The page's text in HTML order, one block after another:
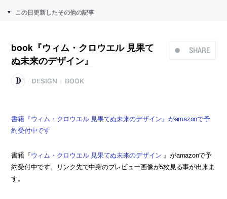
この日更新したその他の記事
SHARE
book『ウィム・クロウエル 見果て
ぬ未来のデザイン』
DESIGN BOOK
書籍『ウィム・クロウエル 見果てぬ未来のデザイン』がamazonで予
約受付中です
書籍『ウィム・クロウエル 見果てぬ未来のデザイン 』がamazonで予
約受付中です。リンク先で中身のプレビュー画像が5枚見る事が出来ま
す。